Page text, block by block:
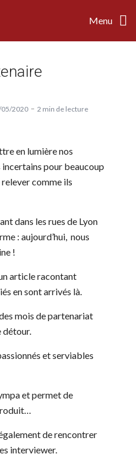
Menu
05/2020
2 min de lecture
en lumière nos
pour beaucoup
comme ils
dans les rues de Lyon
: aujourd’hui, nous
!
article racontant
en sont arrivés là.
mois de partenariat
détour.
et serviables
et permet de
de rencontrer
interviewer.